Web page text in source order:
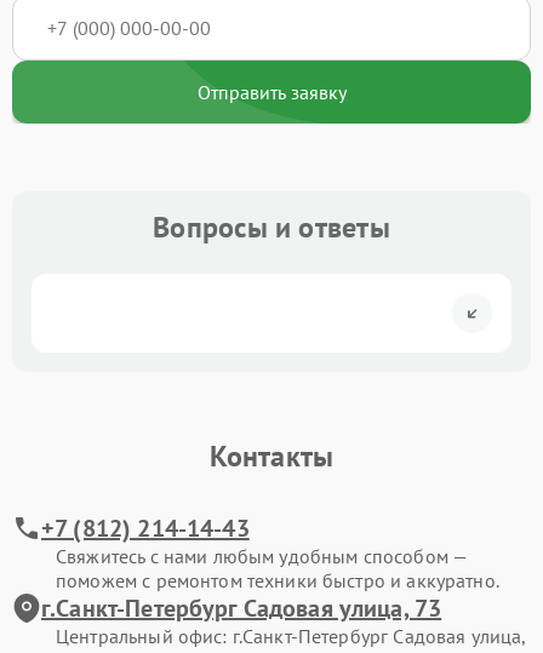
Отправить заявку
Вопросы и ответы
Контакты
+7 (812) 214-14-43
Свяжитесь с нами любым удобным способом —
поможем с ремонтом техники быстро и аккуратно.
г.Санкт-Петербург Садовая улица, 73
Центральный офис: г.Санкт-Петербург Садовая улица,